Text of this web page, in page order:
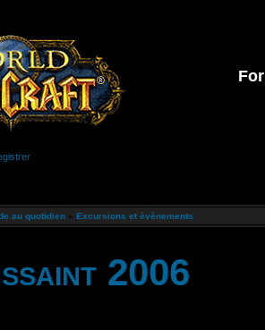
au quotidien » Excursions et évènements
2006